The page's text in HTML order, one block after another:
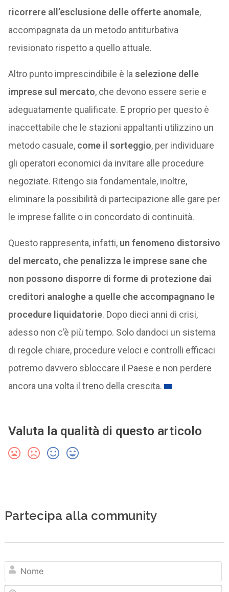
ricorrere all’esclusione delle offerte anomale,
accompagnata da un metodo antiturbativa
revisionato rispetto a quello attuale.
Altro punto imprescindibile è la selezione delle
imprese sul mercato, che devono essere serie e
adeguatamente qualificate. E proprio per questo è
inaccettabile che le stazioni appaltanti utilizzino un
metodo casuale, come il sorteggio, per individuare
gli operatori economici da invitare alle procedure
negoziate. Ritengo sia fondamentale, inoltre,
eliminare la possibilità di partecipazione alle gare per
le imprese fallite o in concordato di continuità.
Questo rappresenta, infatti, un fenomeno distorsivo
del mercato, che penalizza le imprese sane che
non possono disporre di forme di protezione dai
creditori analoghe a quelle che accompagnano le
procedure liquidatorie. Dopo dieci anni di crisi,
adesso non c’è più tempo. Solo dandoci un sistema
di regole chiare, procedure veloci e controlli efficaci
potremo davvero sbloccare il Paese e non perdere
ancora una volta il treno della crescita.
Valuta la qualità di questo articolo
Partecipa alla community